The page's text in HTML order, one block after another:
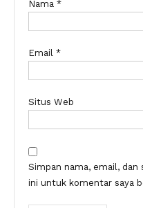
Nama *
Email *
Situs Web
Simpan nama, email, dan
ini untuk komentar saya